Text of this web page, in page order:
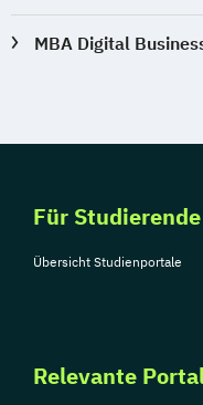
MBA Digital
Für Studierende
Übersicht Studienportale
Relevante